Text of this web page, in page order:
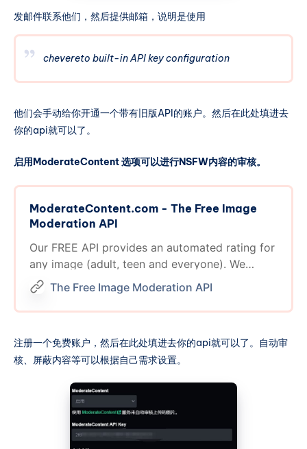
发邮件联系他们，然后提供邮箱，说明是使用
chevereto built-in API key configuration
他们会手动给你开通一个带有旧版API的账户。然后在此处填进去
你的api就可以了。
启用ModerateContent 选项可以进行NSFW内容的审核。
ModerateContent.com - The Free Image
Moderation API
Our FREE API provides an automated rating for
any image (adult, teen and everyone). We
process over a 1,000,000 images per month for
FREE. We also offer the lowest cost enterprise
solution in the industry.
The Free Image Moderation API
注册一个免费账户，然后在此处填进去你的api就可以了。自动审
核、屏蔽内容等可以根据自己需求设置。